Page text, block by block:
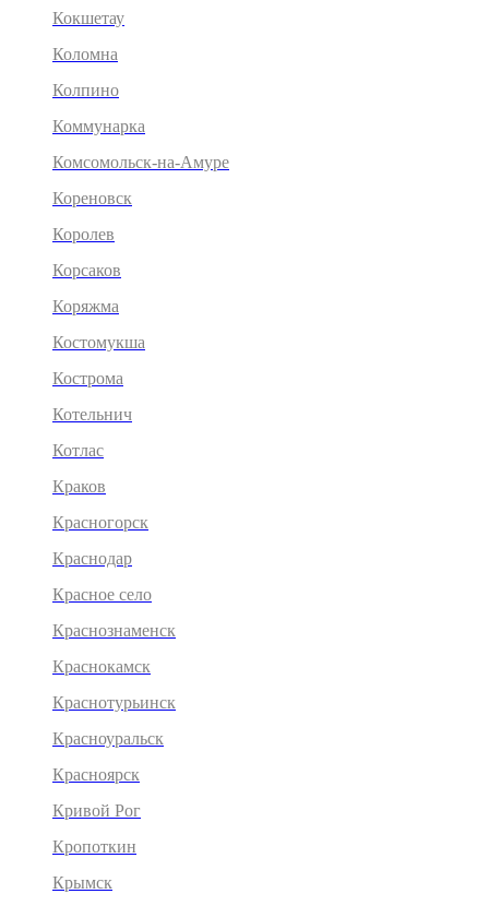
Кокшетау
Коломна
Колпино
Коммунарка
Комсомольск-на-Амуре
Кореновск
Королев
Корсаков
Коряжма
Костомукша
Кострома
Котельнич
Котлас
Краков
Красногорск
Краснодар
Красное село
Краснознаменск
Краснокамск
Краснотурьинск
Красноуральск
Красноярск
Кривой Рог
Кропоткин
Крымск